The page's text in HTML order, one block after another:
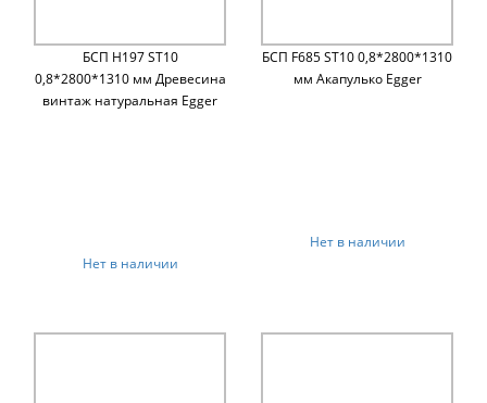
БСП H197 ST10
0,8*2800*1310 мм Древесина
винтаж натуральная Egger
Нет в наличии
БСП F685 ST10 0,8*2800*1310
мм Акапулько Egger
Нет в наличии